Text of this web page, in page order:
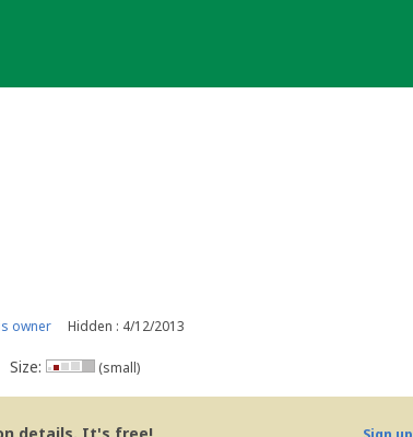
owner Hidden : 4/12/2013
Size: (small)